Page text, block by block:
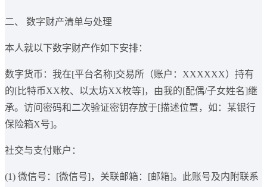
二、 数字财产清单与处理
本人就以下数字财产作如下安排：
数字货币：我在[平台名称]交易所（账户：XXXXXX）持有
的[比特币XX枚、以太坊XX枚等]，由我的[配偶/子女姓名]继
承。访问密码和二次验证密钥存放于[描述位置，如：某银行
保险箱X号]。
社交与支付账户：
(1) 微信号：[微信号]，关联邮箱：[邮箱]。此账号及内附联系